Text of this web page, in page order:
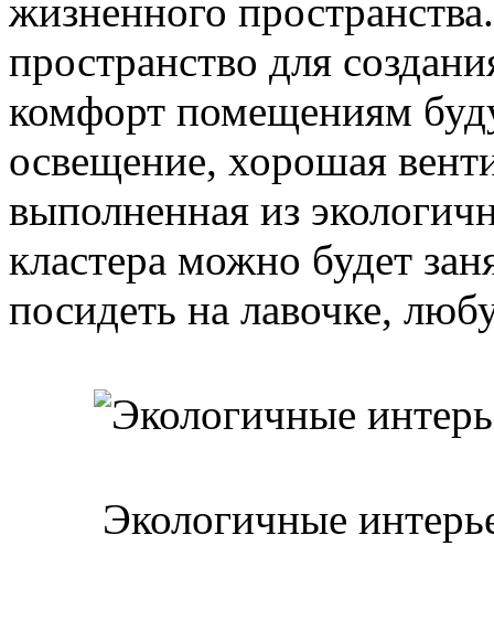
жизненного
пространство для
комфорт помещениям
освещение, хорошая
выполненная из
кластера можно будет
посидеть на лавочке,
Экологичные